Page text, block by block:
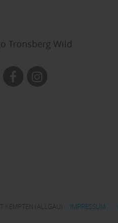
KEMPTEN (ALLGÄU) IMPRESSUM